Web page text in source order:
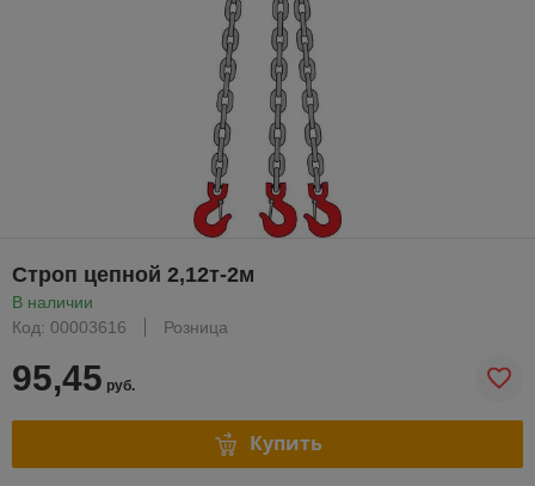
Строп цепной 2,12т-2м
В наличии
Код: 00003616
Розница
95,45 руб.
Купить